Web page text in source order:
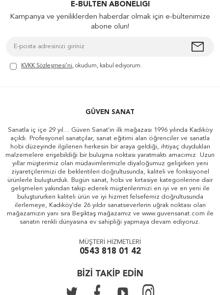
E-BÜLTEN ABONELIĞI
Kampanya ve yeniliklerden haberdar olmak için e-bültenimize
abone olun!
KVKK Sözleşmesi'ni, okudum, kabul ediyorum.
GÜVEN SANAT
Sanatla iç içe 29 yıl... Güven Sanat'ın ilk mağazası 1996 yılında Kadıköy
açıldı. Profesyonel sanatçılar, sanat eğitimi alan öğrenciler ve sanatla
hobi düzeyinde ilgilenen herkesin bir araya geldiği, ihtiyaç duydukları
malzemelere erişebildiği bir buluşma noktası yaratmaktı amacımız. Uzun
yıllar müşterimiz olan müdavimlerimizle diyaloğumuz gelişirken yeni
ziyaretçilerimizi de beklentileri doğrultusunda, kaliteli ve fonksiyonel
ürünlerle buluşturduk. Bugün sanat, hobi ve kırtasiye kategorilerine dair
gelişmeleri yakından takip ederek müşterilerimizi en iyi ve en yeni ile
buluştururken kaliteli ürün ve iyi hizmet felsefemiz doğrultusunda
ilerlemeye, Kadıköy'de 26 yıldır sanatseverlerin uğrak noktası olan
mağazamızın yanı sıra Beşiktaş mağazamız ve www.guvensanat.com ile
sanatın renkli dünyasına ev sahipliği yapmaya devam ediyoruz.
MÜŞTERİ HİZMETLERİ
0543 818 01 42
BİZİ TAKİP EDİN